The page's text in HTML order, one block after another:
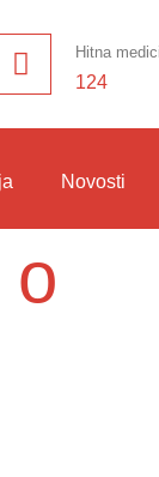
Hitna
124
Novosti